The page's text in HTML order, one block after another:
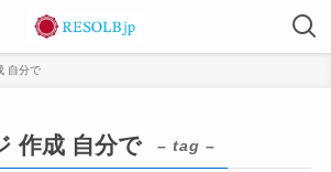
自分で
作成 自分で – tag –